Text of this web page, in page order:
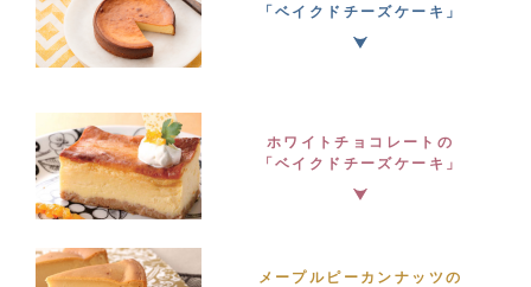
「ベイクドチーズケーキ」
ホワイトチョコレートの
「ベイクドチーズケーキ」
メープルピーカンナッツの